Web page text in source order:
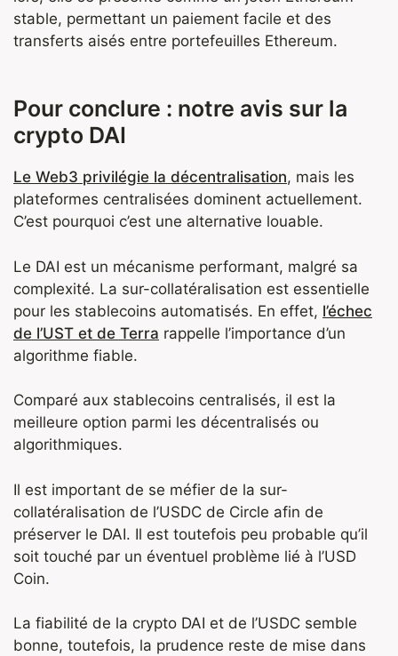
stable, permettant un paiement facile et des
transferts aisés entre portefeuilles Ethereum.
Pour conclure : notre avis sur la
crypto DAI
Le Web3 privilégie la décentralisation, mais les
plateformes centralisées dominent actuellement.
C’est pourquoi c’est une alternative louable.
Le DAI est un mécanisme performant, malgré sa
complexité. La sur-collatéralisation est essentielle
pour les stablecoins automatisés. En effet, l’échec
de l’UST et de Terra rappelle l’importance d’un
algorithme fiable.
Comparé aux stablecoins centralisés, il est la
meilleure option parmi les décentralisés ou
algorithmiques.
Il est important de se méfier de la sur-
collatéralisation de l’USDC de Circle afin de
préserver le DAI. Il est toutefois peu probable qu’il
soit touché par un éventuel problème lié à l’USD
Coin.
La fiabilité de la crypto DAI et de l’USDC semble
bonne, toutefois, la prudence reste de mise dans